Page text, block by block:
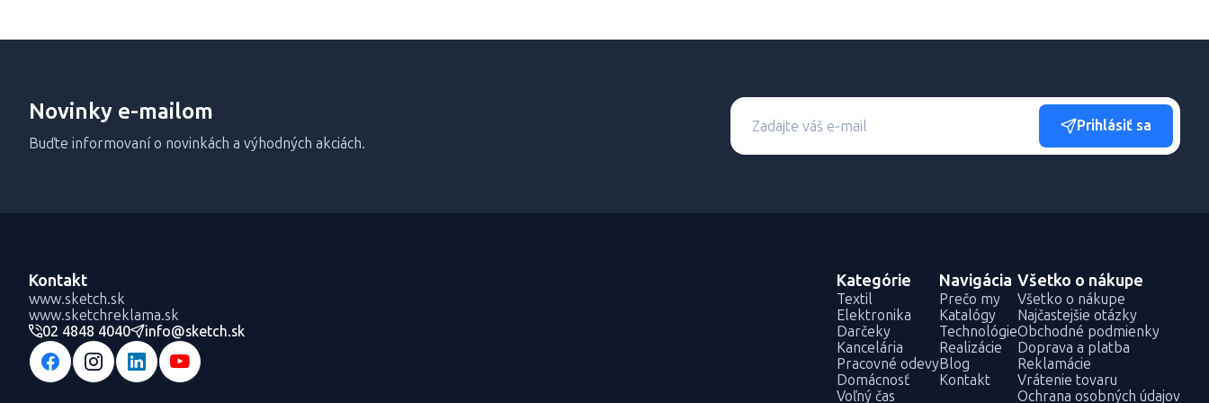
Novinky e-mailom
Buďte informovaní o novinkách a výhodných akciách.
Prihlásiť sa
Kontakt
www.sketch.sk
www.sketchreklama.sk
02 4848 4040
info@sketch.sk
Kategórie
Textil
Elektronika
Darčeky
Kancelária
Pracovné odevy
Domácnosť
Voľný čas
Navigácia
Prečo my
Katalógy
Technológie
Realizácie
Blog
Kontakt
Všetko o nákupe
Všetko o nákupe
Najčastejšie otázky
Obchodné podmienky
Doprava a platba
Reklamácie
Vrátenie tovaru
Ochrana osobných údajov